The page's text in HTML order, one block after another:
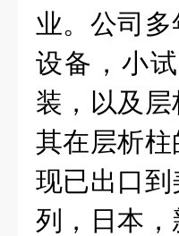
业。公司
设备，小
装，以及
其在层析柱
现已出口
列，日本